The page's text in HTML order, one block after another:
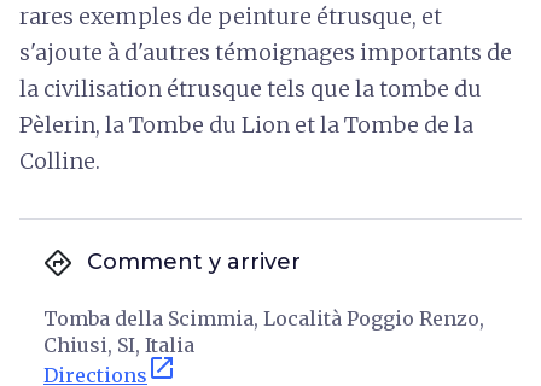
rares exemples de peinture étrusque, et
s'ajoute à d'autres témoignages importants de
la civilisation étrusque tels que la tombe du
Pèlerin, la Tombe du Lion et la Tombe de la
Colline.
directions Comment y arriver
Tomba della Scimmia, Località Poggio Renzo,
Chiusi, SI, Italia
Directions open_in_new